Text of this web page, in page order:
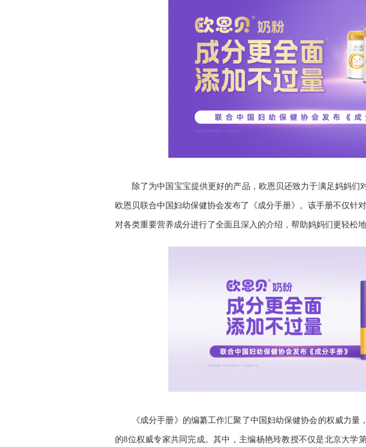
除了为中国宝宝提供更好的产品，欧恩贝还致力于满足妈妈们
欧恩贝联合中国妇幼保健协会发布了《成分手册》。该手册不仅针
对各类重要营养成分进行了全面且深入的介绍，帮助妈妈们更轻松
《成分手册》的编纂工作汇聚了中国妇幼保健协会的权威力
的8位权威专家共同完成。其中，主编杨艳玲教授不仅是北京大学